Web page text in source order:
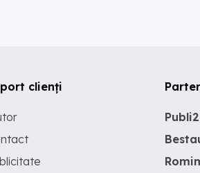
clienți